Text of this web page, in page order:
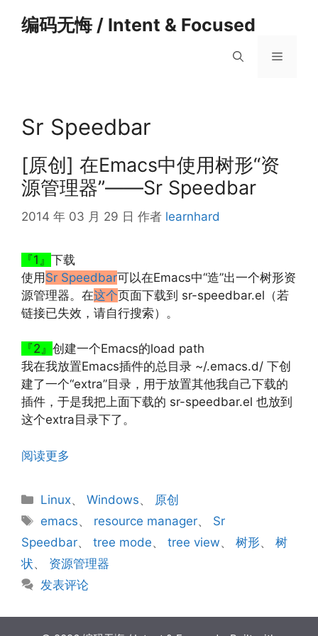
编码无悔 / Intent & Focused
菜
Sr Speedbar
[原创] 在Emacs中使用树形“资
源管理器”——Sr Speedbar
2014 年 03 月 29 日 作者 learnhard
『1』 下载
使用Sr Speedbar可以在Emacs中“造”出一个树形资
源管理器。在这个页面下载到 sr-speedbar.el（若
链接已失效，请自行搜索）。
『2』 创建一个Emacs的load path
我在我放置Emacs插件的总目录 ~/.emacs.d/ 下创
建了一个“extra”目录，用于放置其他我自己下载的
插件，于是我把上面下载的 sr-speedbar.el 也放到
这个extra目录下了。
阅读更多
分
Linux、Windows、 原创
标
emacs、 resource manager、 Sr
Speedbar、 tree mode、 tree view、 树形、 树
状、 资源管理器
发表评论